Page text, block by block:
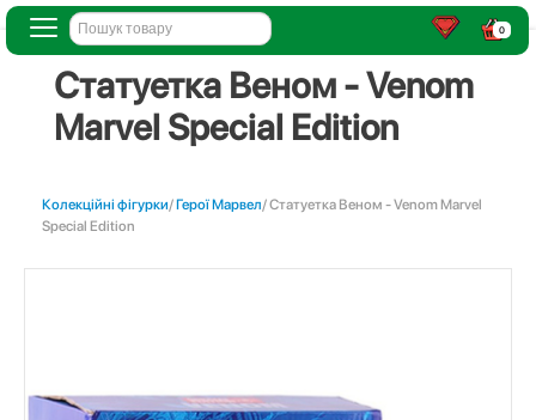
0
Статуетка Веном - Venom
Marvel Special Edition
Колекційні фігурки/Герої Марвел/ Статуетка Веном - Venom Marvel
Special Edition